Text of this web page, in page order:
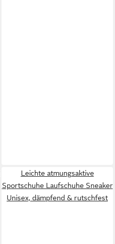
Leichte atmungsaktive
Sportschuhe Laufschuhe Sneaker
Unisex, dämpfend & rutschfest